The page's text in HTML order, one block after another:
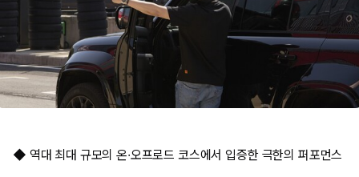
◆ 역대 최대 규모의 온∙오프로드 코스에서 입증한 극한의 퍼포먼스